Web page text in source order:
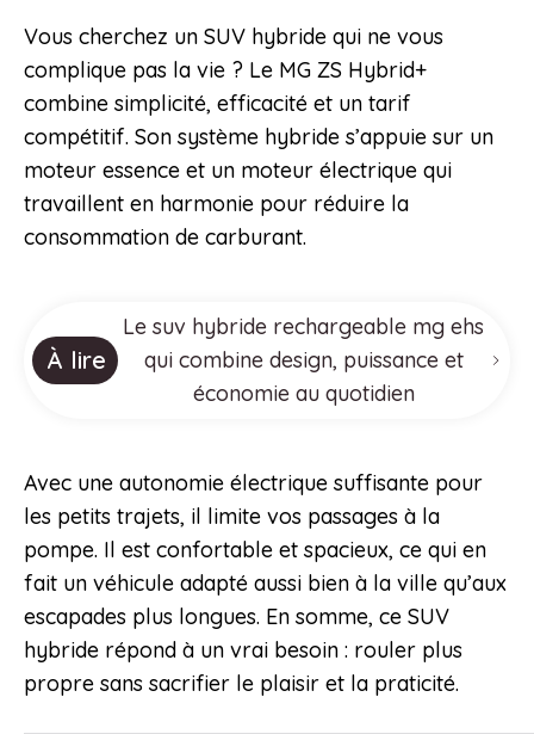
Vous cherchez un SUV hybride qui ne vous
complique pas la vie ? Le MG ZS Hybrid+
combine simplicité, efficacité et un tarif
compétitif. Son système hybride s’appuie sur un
moteur essence et un moteur électrique qui
travaillent en harmonie pour réduire la
consommation de carburant.
À lire
Le suv hybride rechargeable mg ehs
qui combine design, puissance et
économie au quotidien
Avec une autonomie électrique suffisante pour
les petits trajets, il limite vos passages à la
pompe. Il est confortable et spacieux, ce qui en
fait un véhicule adapté aussi bien à la ville qu’aux
escapades plus longues. En somme, ce SUV
hybride répond à un vrai besoin : rouler plus
propre sans sacrifier le plaisir et la praticité.